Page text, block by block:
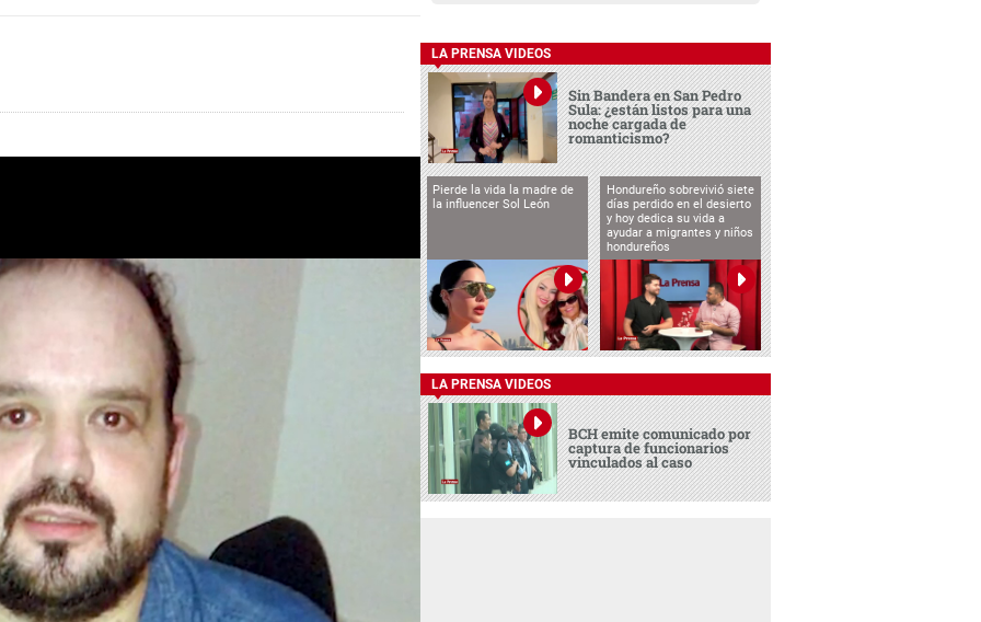
LA PRENSA VIDEOS
Sin Bandera en San Pedro
Sula: ¿están listos para una
noche cargada de
romanticismo?
Pierde la vida la madre de
la influencer Sol León
Hondureño sobrevivió siete
días perdido en el desierto
y hoy dedica su vida a
ayudar a migrantes y niños
hondureños
LA PRENSA VIDEOS
BCH emite comunicado por
captura de funcionarios
vinculados al caso